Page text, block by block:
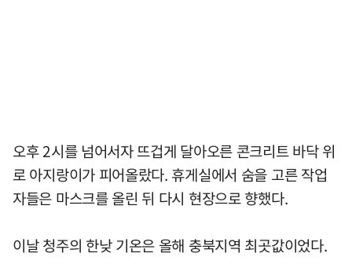
오후 2시를 넘어서자 뜨겁게 달아오른 콘크리트 바닥 위
로 아지랑이가 피어올랐다. 휴게실에서 숨을 고른 작업
자들은 마스크를 올린 뒤 다시 현장으로 향했다.
이날 청주의 한낮 기온은 올해 충북지역 최곳값이었다.